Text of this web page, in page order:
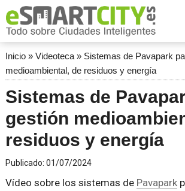
Inicio» Videoteca» Sistemas de Pavapark
medioambiental, de residuos y energía
Sistemas de
gestión
residuos y energía
Publicado: 01/07/2024
Vídeo sobre los sistemas de Pavapark